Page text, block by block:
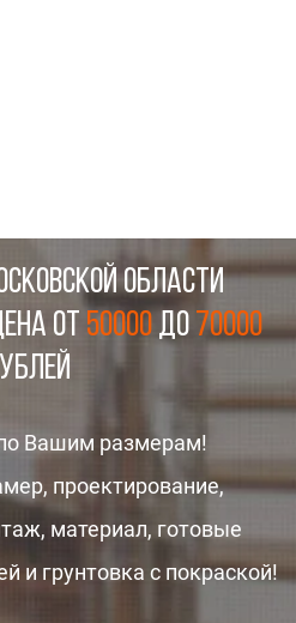
ОБЛАСТИ
от 50000до 70000
Вашим размерам!
проектирование,
материал, готовые
и грунтовка с покраской!